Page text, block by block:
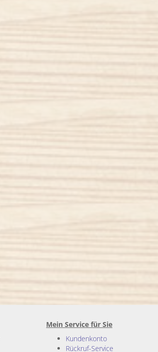
Mein Service für Sie
Kundenkonto
Rückruf-Service